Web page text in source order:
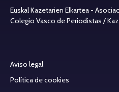
Euskal Kazetarien Elkartea -
Colegio Vasco de Periodistas /
Aviso legal
Política de cookies